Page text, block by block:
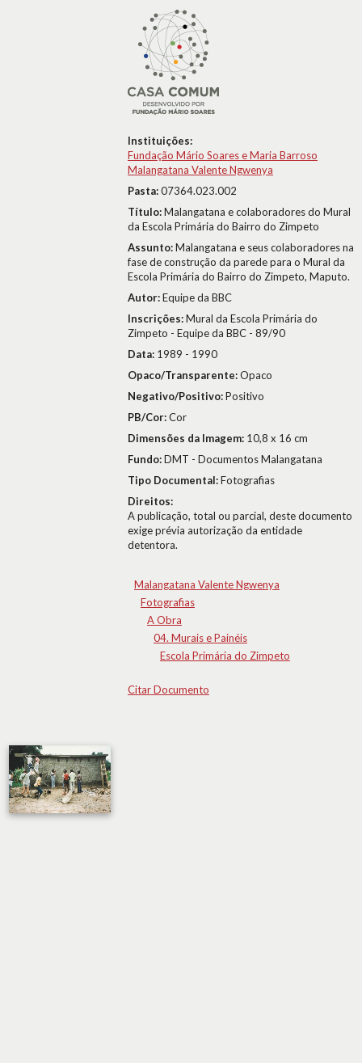
Instituições:
Fundação Mário Soares e Maria Barroso
Malangatana Valente Ngwenya
Pasta:07364.023.002
Título:Malangatana e colaboradores do Mural
da Escola Primária do Bairro do Zimpeto
Assunto:Malangatana e seus colaboradores na
fase de construção da parede para o Mural da
Escola Primária do Bairro do Zimpeto, Maputo.
Autor:Equipe da BBC
Inscrições:Mural da Escola Primária do
Zimpeto - Equipe da BBC - 89/90
Data: 1989 - 1990
Opaco/Transparente:Opaco
Negativo/Positivo:Positivo
PB/Cor:Cor
Dimensões da Imagem: 10,8 x 16 cm
Fundo:DMT - Documentos Malangatana
Tipo Documental:Fotografias
Direitos:
A publicação, total ou parcial, deste documento
exige prévia autorização da entidade
detentora.
Malangatana Valente Ngwenya
Fotografias
A Obra
04. Murais e Painéis
Escola Primária do Zimpeto
Citar Documento